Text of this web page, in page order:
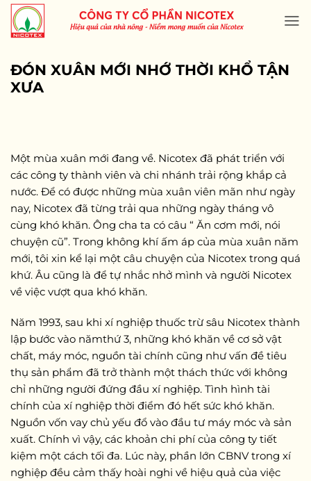
Skip
content
ĐÓN XUÂN MỚI NHỚ THỜI KHỔ TẬN
XƯA
Một mùa xuân mới đang về. Nicotex đã phát triển với
các công ty thành viên và chi nhánh trải rộng khắp cả
nước. Để có được những mùa xuân viên mãn như ngày
nay, Nicotex đã từng trải qua những ngày tháng vô
cùng khó khăn. Ông cha ta có câu “ Ăn cơm mới, nói
chuyện cũ”. Trong không khí ấm áp của mùa xuân năm
mới, tôi xin kể lại một câu chuyện của Nicotex trong quá
khứ. Âu cũng là để tự nhắc nhở mình và người Nicotex
về việc vượt qua khó khăn.
Năm 1993, sau khi xí nghiệp thuốc trừ sâu Nicotex thành
lập bước vào nămthứ 3, những khó khăn về cơ sở vật
chất, máy móc, nguồn tài chính cũng như vấn đề tiêu
thụ sản phẩm đã trở thành một thách thức với không
chỉ những người đứng đầu xí nghiệp. Tình hình tài
chính của xí nghiệp thời điểm đó hết sức khó khăn.
Nguồn vốn vay chủ yếu đổ vào đầu tư máy móc và sản
xuất. Chính vì vậy, các khoản chi phí của công ty tiết
kiệm một cách tối đa. Lúc này, phần lớn CBNV trong xí
nghiệp đều cảm thấy hoài nghi về hiệu quả của việc